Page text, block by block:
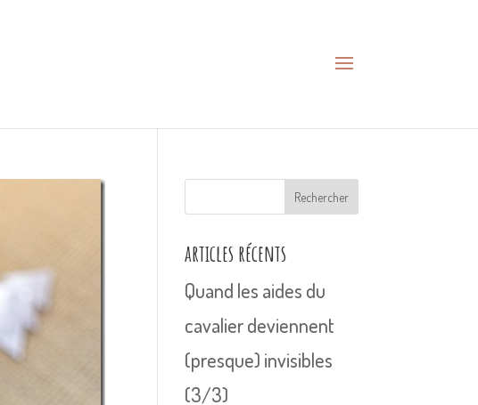
Rechercher
articles récents
Quand les aides du
cavalier deviennent
(presque) invisibles
(3/3)